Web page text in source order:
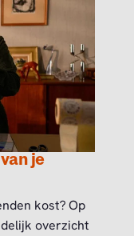
je
kost? Op
overzicht